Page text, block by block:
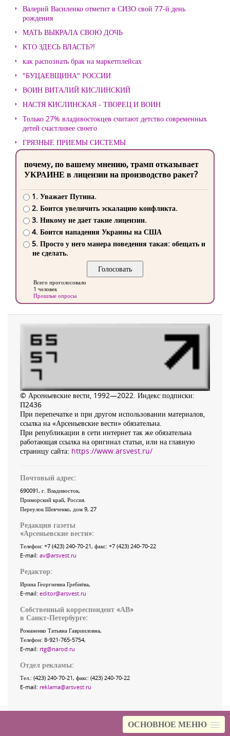
ОСНОВНОЕ МЕНЮ
Валерий Василенко отметит в СИЗО свой 77-й день
рождения
МАТЬ ВЫКРАЛА СВОЮ ДОЧЬ
КТО ЗДЕСЬ ВЛАСТЬ?!
как распознать брак на маркетплейсах
"БУЦАЕВЩИНА" РОССИИ
ВОИН ВИТАЛИЙ КИСЛИНСКИЙ
НАСТЯ КИСЛИНСКАЯ - ТВОРЕЦ И ВОИН
Только 27% владивостокцев считают детство современных
детей счастливее своего
ГРЯЗНЫЕ ПРИЕМЫ СИСТЕМЫ
почему, по вашему мнению, трамп отказывает
УКРАИНЕ в лицензии на производство ракет?
1. Уважает Путина.
2. Боится увеличить эскалацию конфликта.
3. Никому не дает такие лицензии.
4. Боится нападения Украины на США
5. Просто у него манера поведения такая: обещать и
не сделать.
Всего проголосовало
1 человек
Прошлые опросы
© Арсеньевские вести, 1992—2022. Индекс подписки:
П2436
При перепечатке и при другом использовании материалов,
ссылка на «Арсеньевские вести» обязательна.
При републикации в сети интернет так же обязательна
работающая ссылка на оригинал статьи, или на главную
страницу сайта: https://www.arsvest.ru/
Почтовый адрес:
690091, г. Владивосток,
Приморский край, Россия
Переулок Шевченко, дом 9, 27
Редакция газеты
«Арсеньевские вести»:
Телефон: +7 (423) 240-70-21, факс: +7 (423) 240-70-22
E-mail: av@arsvest.ru
Редактор:
Ирина Георгиевна Гребнёва,
E-mail: editor@arsvest.ru
Собственный корреспондент «АВ»
в Санкт-Петербурге:
Романенко Татьяна Гаврииловна,
Телефон: 8-921-765-5754,
E-mail: rtg@narod.ru
Отдел рекламы:
Тел.: (423) 240-70-21, факс: (423) 240-70-22
E-mail: reklama@arsvest.ru